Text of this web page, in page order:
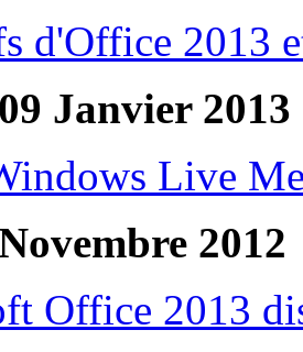
d'Office 2013
Janvier 2013
Live
2012
Office 2013